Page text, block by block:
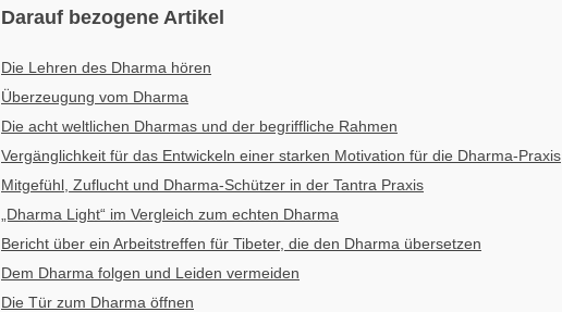
Darauf bezogene Artikel
Die Lehren des Dharma hören
Überzeugung vom Dharma
Die acht weltlichen Dharmas und der begriffliche Rahmen
Vergänglichkeit für das Entwickeln einer starken Motivation für die Dharma-Praxis
Mitgefühl, Zuflucht und Dharma-Schützer in der Tantra Praxis
„Dharma Light“ im Vergleich zum echten Dharma
Bericht über ein Arbeitstreffen für Tibeter, die den Dharma übersetzen
Dem Dharma folgen und Leiden vermeiden
Die Tür zum Dharma öffnen